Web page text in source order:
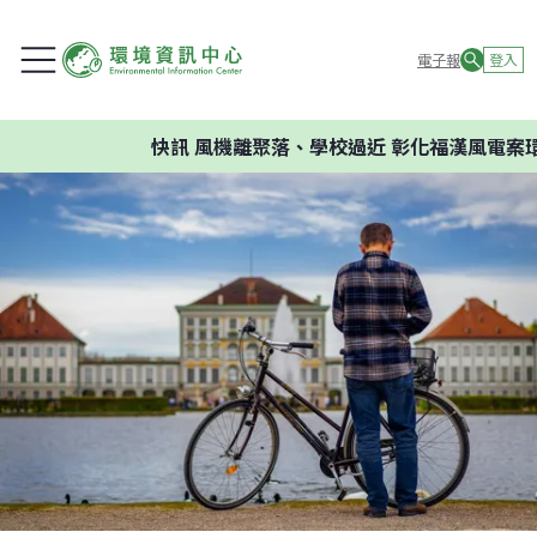
電子報 登入
風機離聚落、學校過近 彰化福漢風電案環委